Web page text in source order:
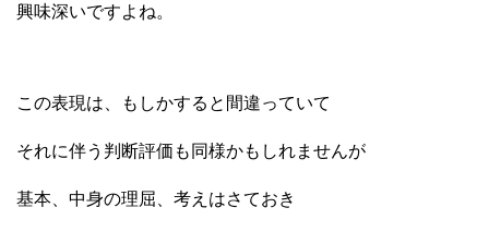
興味深いですよね。
この表現は、もしかすると間違っていて
それに伴う判断評価も同様かもしれませんが
基本、中身の理屈、考えはさておき